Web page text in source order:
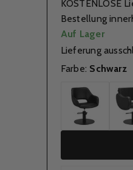
KOSTENLOSE
Bestellung
Auf Lager
Lieferung
Farbe: Schwarz